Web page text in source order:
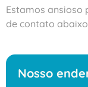
Estamos ansioso
de contato
Nosso